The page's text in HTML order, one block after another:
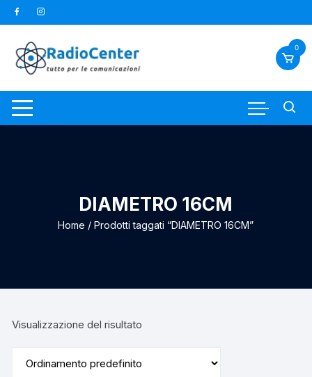
al
contenuto
0
DIAMETRO 16CM
Home / Prodotti taggati “DIAMETRO 16CM”
Visualizzazione del risultato